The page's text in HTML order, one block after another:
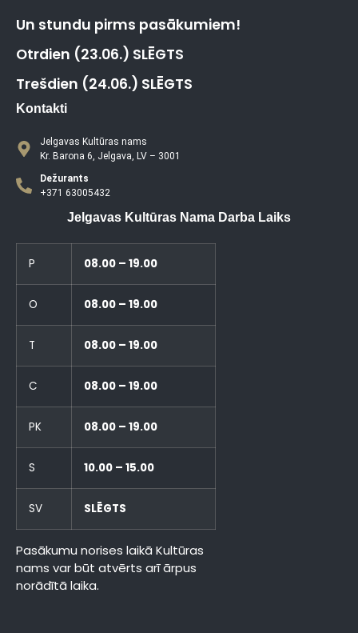
Un stundu pirms pasākumiem!
Otrdien (23.06.) SLĒGTS
Trešdien (24.06.) SLĒGTS
Kontakti
Jelgavas Kultūras nams
Kr. Barona 6, Jelgava, LV – 3001
Dežurants
+371 63005432
Jelgavas Kultūras Nama Darba Laiks
P 08.00 – 19.00
O 08.00 – 19.00
T 08.00 – 19.00
C 08.00 – 19.00
PK 08.00 – 19.00
S 10.00 – 15.00
SV SLĒGTS
Pasākumu norises laikā Kultūras
nams var būt atvērts arī ārpus
norādītā laika.